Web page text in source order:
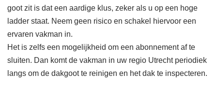
goot zit is dat een aardige klus, zeker als u op een hoge
ladder staat. Neem geen risico en schakel hiervoor een
ervaren vakman in.
Het is zelfs een mogelijkheid om een abonnement af te
sluiten. Dan komt de vakman in uw regio Utrecht periodiek
langs om de dakgoot te reinigen en het dak te inspecteren.